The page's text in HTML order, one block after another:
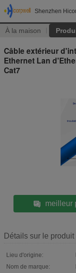
Shenzhen
À la maison
Câble extérieur
Ethernet Lan
Cat7
meilleur
Détails sur le produit
Lieu d'origine:
Nom de marque: